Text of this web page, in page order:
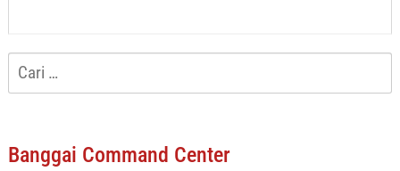
Cari
untuk:
Banggai Command Center